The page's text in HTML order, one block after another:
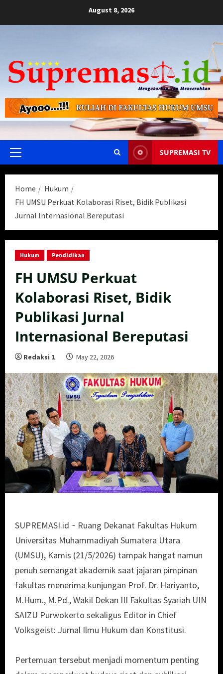
August 8, 2026
Primary
SUPREMASI TV
Home
Hukum
FH UMSU Perkuat Kolaborasi Riset, Bidik Publikasi
Jurnal Internasional Bereputasi
Hukum Pendidikan
FH UMSU Perkuat
Kolaborasi Riset, Bidik
Publikasi Jurnal
Internasional Bereputasi
Redaksi 1 May 22, 2026
SUPREMASI.id ~ Ruang Dekanat Fakultas Hukum
Universitas Muhammadiyah Sumatera Utara
(UMSU), Kamis (21/5/2026) tampak hangat namun
penuh semangat akademik saat jajaran pimpinan
fakultas menerima kunjungan Prof. Dr. Hariyanto,
M.Hum., M.Pd., Wakil Dekan III Fakultas Syariah UIN
SAIZU Purwokerto sekaligus Editor in Chief
Volksgeist: Jurnal Ilmu Hukum dan Konstitusi.
Pertemuan tersebut menjadi momentum penting